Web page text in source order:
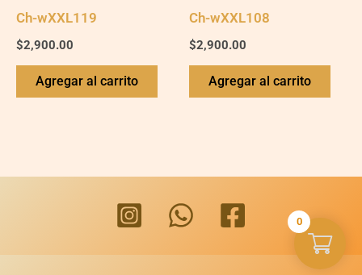
Ch-wXXL119
$2,900.00
Agregar al carrito
Ch-wXXL108
$2,900.00
Agregar al carrito
0